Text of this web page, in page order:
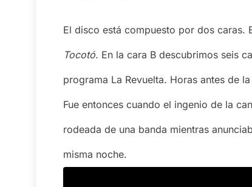
El disco está compuesto por dos caras.
Tocotó. En la cara B descubrimos seis
programa La Revuelta. Horas antes de
Fue entonces cuando el ingenio de la
rodeada de una banda mientras
misma noche.